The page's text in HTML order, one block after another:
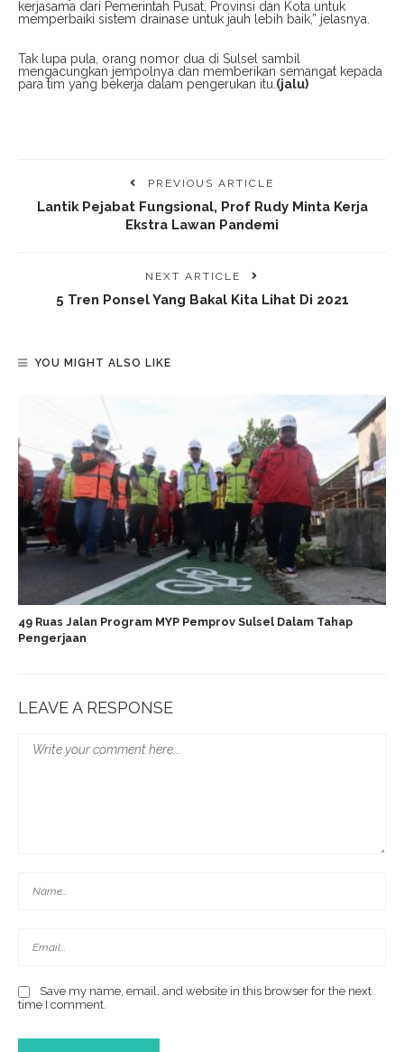
kerjasama dari Pemerintah Pusat, Provinsi dan Kota untuk
memperbaiki sistem drainase untuk jauh lebih baik,” jelasnya.
Tak lupa pula, orang nomor dua di Sulsel sambil
mengacungkan jempolnya dan memberikan semangat kepada
para tim yang bekerja dalam pengerukan itu.(jalu)
PREVIOUS ARTICLE
Lantik Pejabat Fungsional, Prof Rudy Minta Kerja
Ekstra Lawan Pandemi
NEXT ARTICLE
5 Tren Ponsel Yang Bakal Kita Lihat Di 2021
YOU MIGHT ALSO LIKE
49 Ruas Jalan Program MYP Pemprov Sulsel Dalam Tahap
Pengerjaan
LEAVE A RESPONSE
Save my name, email, and website in this browser for the next
time I comment.